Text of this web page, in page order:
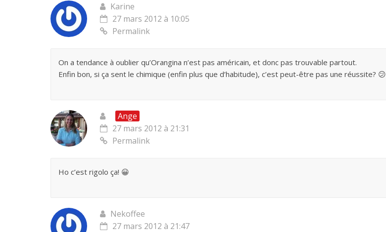
Karine
27 mars 2012 à 10:05
Permalink
On a tendance à oublier qu’Orangina n’est pas américain, et donc pas trouvable partout.
Enfin bon, si ça sent le chimique (enfin plus que d’habitude), c’est peut-être pas une réussite? 😕
Ange
27 mars 2012 à 21:31
Permalink
Ho c’est rigolo ça! 😀
Nekoffee
27 mars 2012 à 21:47